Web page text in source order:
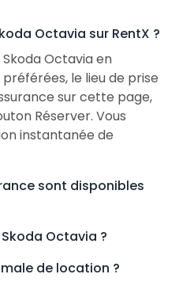
Octavia sur RentX ?
Octavia en
le lieu de prise
sur cette page,
Réserver. Vous
instantanée de
sont disponibles
Octavia ?
de location ?